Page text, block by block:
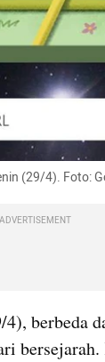
(29/4). Foto:
ADVERTISEMENT
berbeda